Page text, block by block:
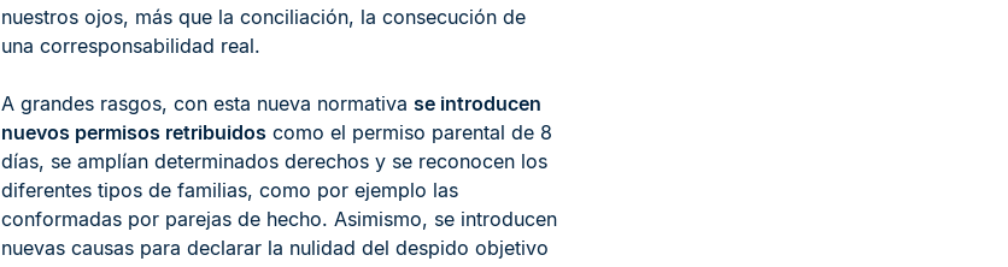
nuestros ojos, más que la conciliación, la consecución de
una corresponsabilidad real.
A grandes rasgos, con esta nueva normativa se introducen
nuevos permisos retribuidos como el permiso parental de 8
días, se amplían determinados derechos y se reconocen los
diferentes tipos de familias, como por ejemplo las
conformadas por parejas de hecho. Asimismo, se introducen
nuevas causas para declarar la nulidad del despido objetivo